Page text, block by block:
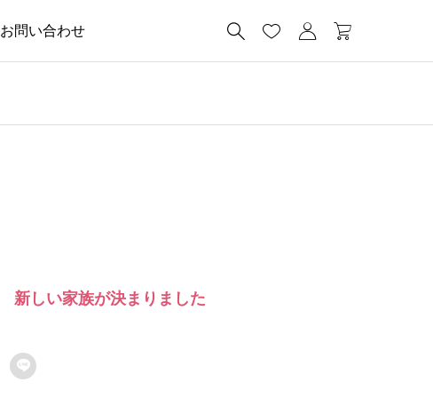
お問い合わせ    
新しい家族が決まりました
